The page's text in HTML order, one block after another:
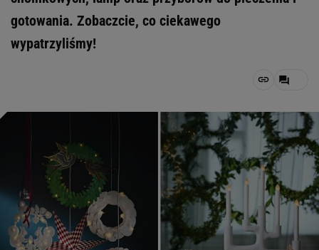
gotowania. Zobaczcie, co ciekawego
wypatrzyliśmy!